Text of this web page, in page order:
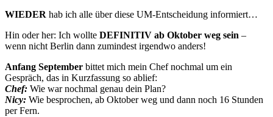
WIEDER hab ich alle über diese UM-Entscheidung informiert…
Hin oder her: Ich wollte DEFINITIV ab Oktober weg sein –
wenn nicht Berlin dann zumindest irgendwo anders!
Anfang September bittet mich mein Chef nochmal um ein
Gespräch, das in Kurzfassung so ablief:
Chef: Wie war nochmal genau dein Plan?
Nicy: Wie besprochen, ab Oktober weg und dann noch 16 Stunden
per Fern.